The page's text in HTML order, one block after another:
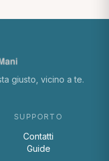
giusto, vicino a te.
SUPPORTO
Contatti
Guide